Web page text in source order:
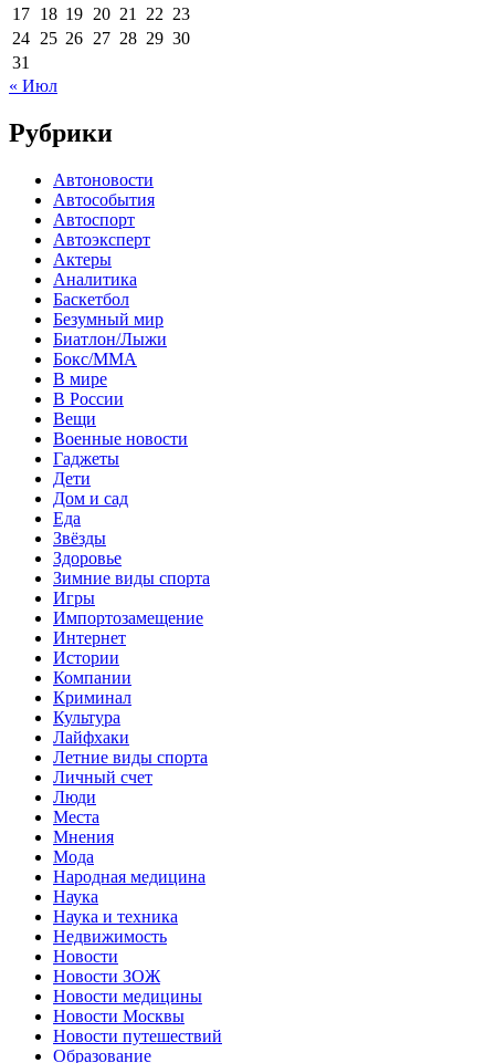
17 18 19 20 21 22 23
24 25 26 27 28 29 30
31
« Июл
Рубрики
Автоновости
Автособытия
Автоспорт
Автоэксперт
Актеры
Аналитика
Баскетбол
Безумный мир
Биатлон/Лыжи
Бокс/MMA
В мире
В России
Вещи
Военные новости
Гаджеты
Дети
Дом и сад
Еда
Звёзды
Здоровье
Зимние виды спорта
Игры
Импортозамещение
Интернет
Истории
Компании
Криминал
Культура
Лайфхаки
Летние виды спорта
Личный счет
Люди
Места
Мнения
Мода
Народная медицина
Наука
Наука и техника
Недвижимость
Новости
Новости ЗОЖ
Новости медицины
Новости Москвы
Новости путешествий
Образование